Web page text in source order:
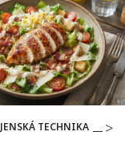
TECHNIKA